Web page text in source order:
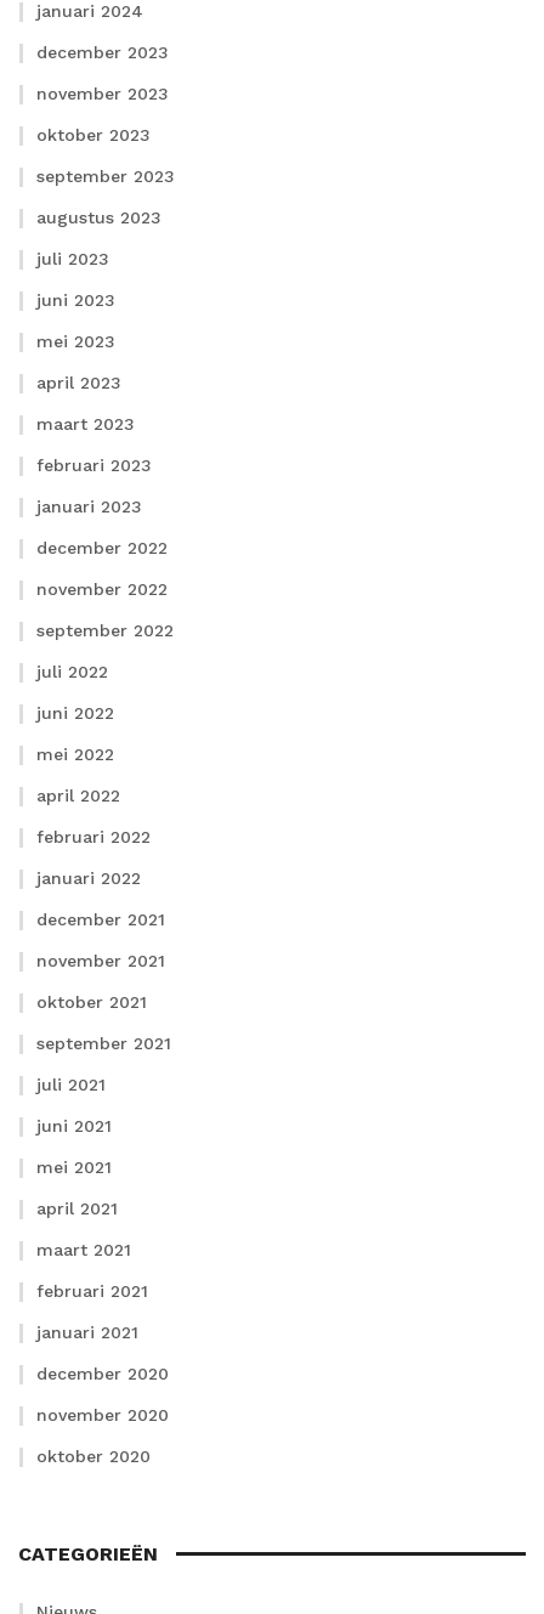
januari 2024
december 2023
november 2023
oktober 2023
september 2023
augustus 2023
juli 2023
juni 2023
mei 2023
april 2023
maart 2023
februari 2023
januari 2023
december 2022
november 2022
september 2022
juli 2022
juni 2022
mei 2022
april 2022
februari 2022
januari 2022
december 2021
november 2021
oktober 2021
september 2021
juli 2021
juni 2021
mei 2021
april 2021
maart 2021
februari 2021
januari 2021
december 2020
november 2020
oktober 2020
CATEGORIEËN